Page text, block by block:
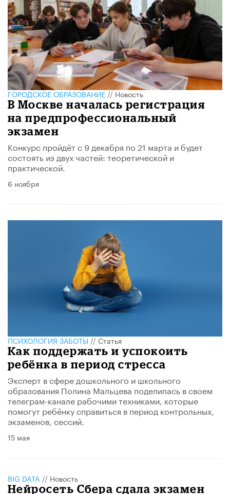
ГОРОДСКОЕ ОБРАЗОВАНИЕ//Новость
В Москве началась регистрация
на предпрофессиональный
экзамен
Конкурс пройдёт с 9 декабря по 21 марта и будет
состоять из двух частей: теоретической и
практической.
6 ноября
ПСИХОЛОГИЯ ЗАБОТЫ//Статья
​Как поддержать и успокоить
ребёнка в период стресса
Эксперт в сфере дошкольного и школьного
образования Полина Мальцева поделилась в своем
телеграм-канале рабочими техниками, которые
помогут ребёнку справиться в период контрольных,
экзаменов, сессий.
15 мая
BIG DATA // Новость
Нейросеть Сбера сдала экзамен